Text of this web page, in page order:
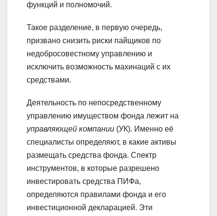
функций и полномочий.
Такое разделение, в первую очередь,
призвано снизить риски пайщиков по
недобросовестному управлению и
исключить возможность махинаций с их
средствами.
Деятельность по непосредственному
управлению имуществом фонда лежит на
управляющей компании (УК). Именно её
специалисты определяют, в какие активы
размещать средства фонда. Спектр
инструментов, в которые разрешено
инвестировать средства ПИФа,
определяются правилами фонда и его
инвестиционной декларацией. Эти